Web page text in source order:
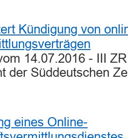
Kündigung von
14.07.2016 - III
der Süddeutschen
eines Online-